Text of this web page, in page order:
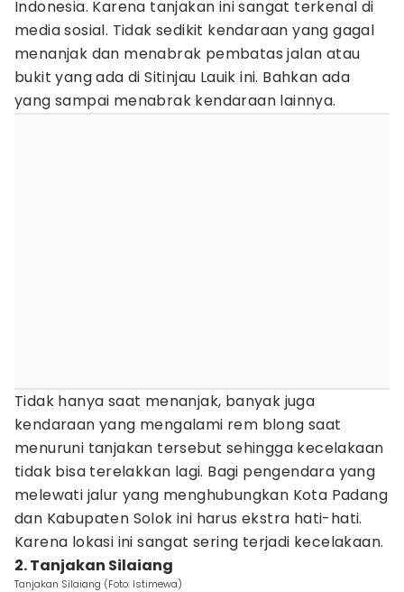
Indonesia. Karena tanjakan ini sangat terkenal di
media sosial. Tidak sedikit kendaraan yang gagal
menanjak dan menabrak pembatas jalan atau
bukit yang ada di Sitinjau Lauik ini. Bahkan ada
yang sampai menabrak kendaraan lainnya.
Tidak hanya saat menanjak, banyak juga
kendaraan yang mengalami rem blong saat
menuruni tanjakan tersebut sehingga kecelakaan
tidak bisa terelakkan lagi. Bagi pengendara yang
melewati jalur yang menghubungkan Kota Padang
dan Kabupaten Solok ini harus ekstra hati-hati.
Karena lokasi ini sangat sering terjadi kecelakaan.
2. Tanjakan Silaiang
Tanjakan Silaiang (Foto: Istimewa)